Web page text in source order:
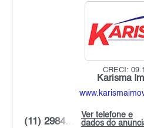
CRECI:
Karisma
Ver telefone e
dados do
(11) 2984...